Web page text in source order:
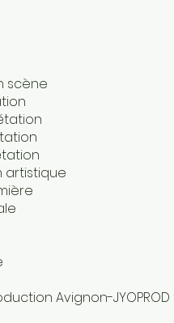
scène
artistique
Avignon-JYOPROD